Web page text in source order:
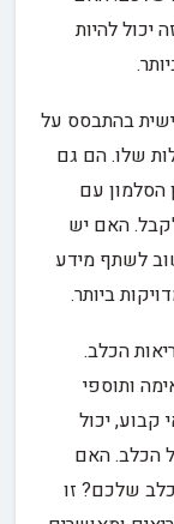
להיות
בהתבסס על
שלו. הם גם
הסלמון עם
האם יש
לשתף מידע
ביותר.
הכלב.
ותוספי
קבוע, יכול
הכלב. האם
שלכם? זו